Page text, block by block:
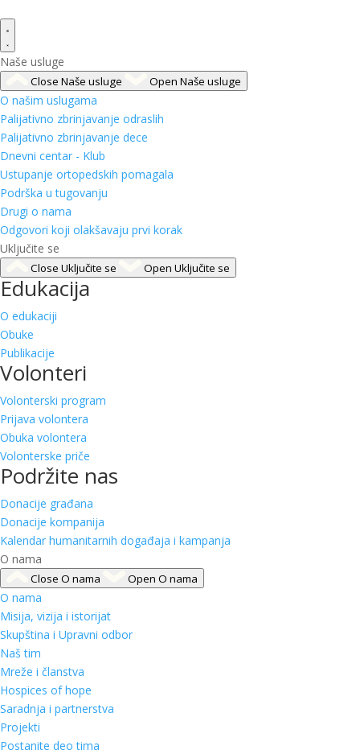
Naše usluge
Close Naše usluge Open Naše usluge
O našim uslugama
Palijativno zbrinjavanje odraslih
Palijativno zbrinjavanje dece
Dnevni centar - Klub
Ustupanje ortopedskih pomagala
Podrška u tugovanju
Drugi o nama
Odgovori koji olakšavaju prvi korak
Uključite se
Close Uključite se Open Uključite se
Edukacija
O edukaciji
Obuke
Publikacije
Volonteri
Volonterski program
Prijava volontera
Obuka volontera
Volonterske priče
Podržite nas
Donacije građana
Donacije kompanija
Kalendar humanitarnih događaja i kampanja
O nama
Close O nama Open O nama
O nama
Misija, vizija i istorijat
Skupština i Upravni odbor
Naš tim
Mreže i članstva
Hospices of hope
Saradnja i partnerstva
Projekti
Postanite deo tima